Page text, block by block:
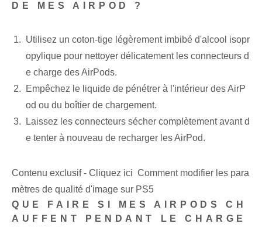
DE MES AIRPOD ?
Utilisez un coton-tige légèrement imbibé d'alcool isopr
opylique pour nettoyer délicatement les connecteurs d
e charge des AirPods.
Empêchez le liquide de pénétrer à l'intérieur des AirP
od ou du boîtier de chargement.
Laissez les connecteurs sécher complètement avant d
e tenter à nouveau de recharger les AirPod.
Contenu exclusif - Cliquez ici Comment modifier les para
mètres de qualité d'image sur PS5
QUE FAIRE SI MES AIRPODS CH
AUFFENT PENDANT LE CHARGE